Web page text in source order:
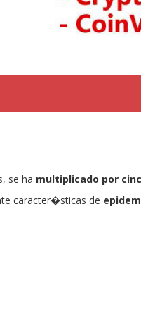
se ha multiplicado por
caracter�sticas de